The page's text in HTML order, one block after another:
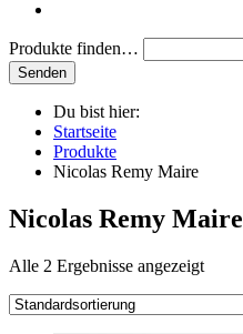
Produkte finden…
Du bist hier:
Startseite
Produkte
Nicolas Remy Maire
Nicolas Remy Maire
Alle 2 Ergebnisse angezeigt